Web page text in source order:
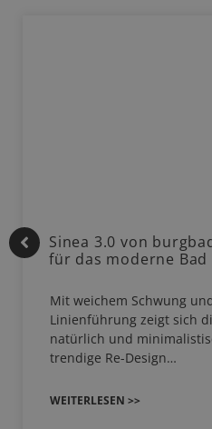
Sinea 3.0 von
für das moderne Bad
Mit weichem Schwung
Linienführung zeigt sich
natürlich und
trendige Re-Design…
WEITERLESEN >>